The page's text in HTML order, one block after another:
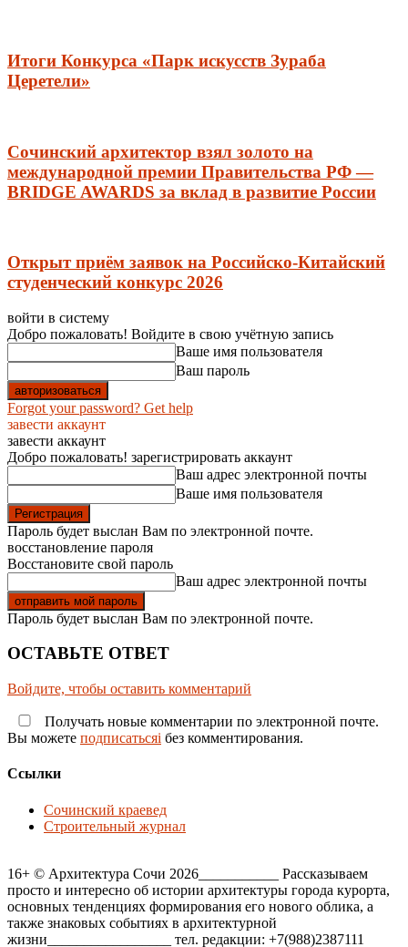
Итоги Конкурса «Парк искусств Зураба
Церетели»
Сочинский архитектор взял золото на
международной премии Правительства РФ —
BRIDGE AWARDS за вклад в развитие России
Открыт приём заявок на Российско-Китайский
студенческий конкурс 2026
войти в систему
Добро пожаловать! Войдите в свою учётную запись
Ваше имя пользователя
Ваш пароль
Forgot your password? Get help
завести аккаунт
завести аккаунт
Добро пожаловать! зарегистрировать аккаунт
Ваш адрес электронной почты
Ваше имя пользователя
Пароль будет выслан Вам по электронной почте.
восстановление пароля
Восстановите свой пароль
Ваш адрес электронной почты
Пароль будет выслан Вам по электронной почте.
ОСТАВЬТЕ ОТВЕТ
Войдите, чтобы оставить комментарий
Получать новые комментарии по электронной почте.
Вы можете подписатьсяi без комментирования.
Ссылки
Сочинский краевед
Строительный журнал
16+ © Архитектура Сочи 2026___________ Рассказываем
просто и интересно об истории архитектуры города курорта,
основных тенденциях формирования его нового облика, а
также знаковых событиях в архитектурной
жизни_________________ тел. редакции: +7(988)2387111